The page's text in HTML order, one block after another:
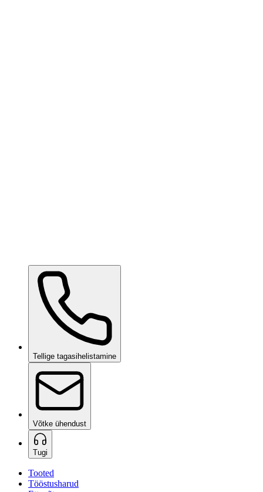
Ceramic Pro ION Base Coatpäringul
Tellige tagasihelistamine
Võtke ühendust
Tugi
Tooted
Tööstusharud